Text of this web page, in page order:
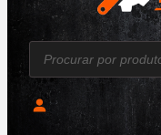
P
o
u